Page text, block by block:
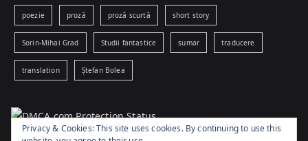
poezie proză proză scurtă short story
Sorin-Mihai Grad Studii fantastice sumar traducere
translation Ștefan Bolea
Privacy & Cookies: This site uses cookies. By continuing to use this